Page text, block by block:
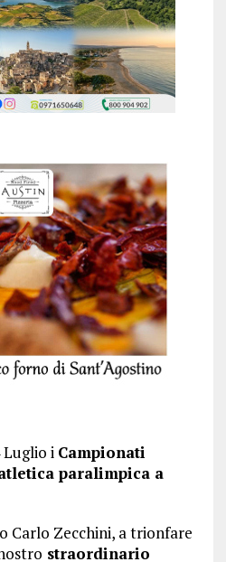
Luglio i Campionati
paralimpica a
Carlo Zecchini, a trionfare
straordinario